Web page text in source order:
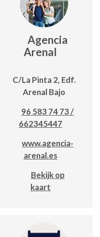
Agencia
Arenal
C/La Pinta 2, Edf.
Arenal Bajo
96 583 74 73 /
662345447
www.agencia-
arenal.es
Bekijk op
kaart